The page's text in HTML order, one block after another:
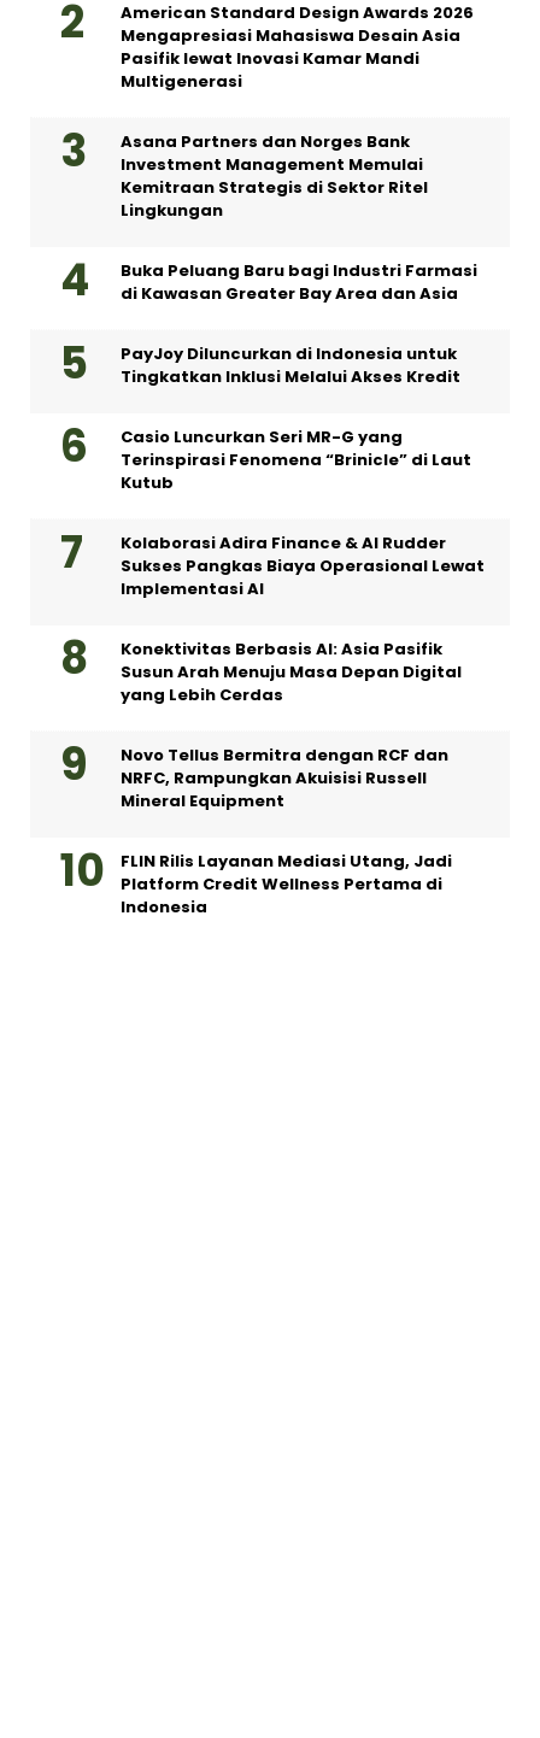
American Standard Design Awards 2026
Mengapresiasi Mahasiswa Desain Asia
Pasifik lewat Inovasi Kamar Mandi
Multigenerasi
Asana Partners dan Norges Bank
Investment Management Memulai
Kemitraan Strategis di Sektor Ritel
Lingkungan
Buka Peluang Baru bagi Industri Farmasi
di Kawasan Greater Bay Area dan Asia
PayJoy Diluncurkan di Indonesia untuk
Tingkatkan Inklusi Melalui Akses Kredit
Casio Luncurkan Seri MR-G yang
Terinspirasi Fenomena “Brinicle” di Laut
Kutub
Kolaborasi Adira Finance & AI Rudder
Sukses Pangkas Biaya Operasional Lewat
Implementasi AI
Konektivitas Berbasis AI: Asia Pasifik
Susun Arah Menuju Masa Depan Digital
yang Lebih Cerdas
Novo Tellus Bermitra dengan RCF dan
NRFC, Rampungkan Akuisisi Russell
Mineral Equipment
FLIN Rilis Layanan Mediasi Utang, Jadi
Platform Credit Wellness Pertama di
Indonesia